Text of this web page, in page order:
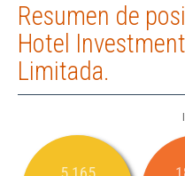
Resumen de
Hotel
Limitada.